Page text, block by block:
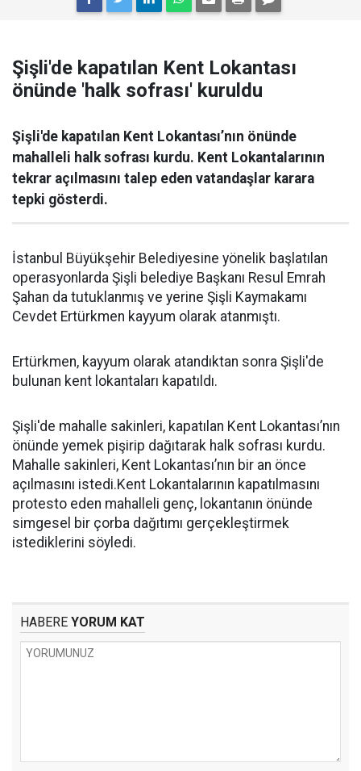
Şişli'de kapatılan Kent Lokantası
önünde 'halk sofrası' kuruldu
Şişli'de kapatılan Kent Lokantası’nın önünde
mahalleli halk sofrası kurdu. Kent Lokantalarının
tekrar açılmasını talep eden vatandaşlar karara
tepki gösterdi.
İstanbul Büyükşehir Belediyesine yönelik başlatılan
operasyonlarda Şişli belediye Başkanı Resul Emrah
Şahan da tutuklanmış ve yerine Şişli Kaymakamı
Cevdet Ertürkmen kayyum olarak atanmıştı.
Ertürkmen, kayyum olarak atandıktan sonra Şişli'de
bulunan kent lokantaları kapatıldı.
Şişli'de mahalle sakinleri, kapatılan Kent Lokantası’nın
önünde yemek pişirip dağıtarak halk sofrası kurdu.
Mahalle sakinleri, Kent Lokantası’nın bir an önce
açılmasını istedi.Kent Lokantalarının kapatılmasını
protesto eden mahalleli genç, lokantanın önünde
simgesel bir çorba dağıtımı gerçekleştirmek
istediklerini söyledi.
HABERE YORUM KAT